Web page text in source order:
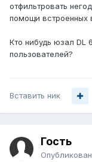
отфильтровать
помощи встроенных
Кто нибудь юзал DL
пользователей?
Вставить ник
Гость